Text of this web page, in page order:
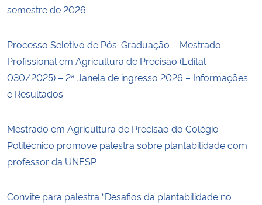
semestre de 2026
Processo Seletivo de Pós-Graduação – Mestrado
Profissional em Agricultura de Precisão (Edital
030/2025) – 2ª Janela de ingresso 2026 – Informações
e Resultados
Mestrado em Agricultura de Precisão do Colégio
Politécnico promove palestra sobre plantabilidade com
professor da UNESP
Convite para palestra “Desafios da plantabilidade no